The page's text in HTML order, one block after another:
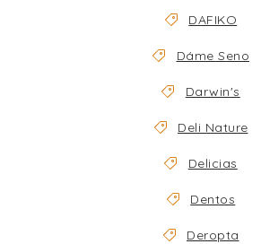
DAFIKO
Dáme Seno
Darwin's
Deli Nature
Delicias
Dentos
Deropta